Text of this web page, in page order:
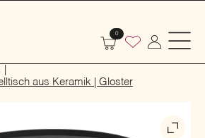
0
aus Keramik | Gloster